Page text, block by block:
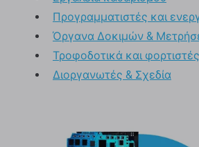
Προγραμματιστές και
Όργανα Δοκιμών &
Τροφοδοτικά και φορτιστές
Διοργανωτές & Σχεδία